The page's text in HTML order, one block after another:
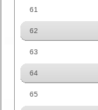
61
62
63
64
65